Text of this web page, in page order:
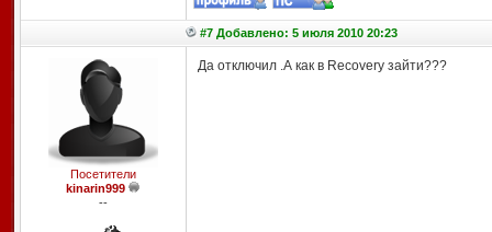
#7 Добавлено: 5 июля 2010 20:23
Посетители
kinarin999
--
Да отключил .А как в Recovery зайти???